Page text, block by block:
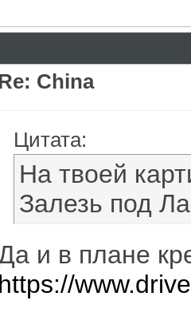
China
Цитата:
На твоей
Залезь под
и в плане
https://